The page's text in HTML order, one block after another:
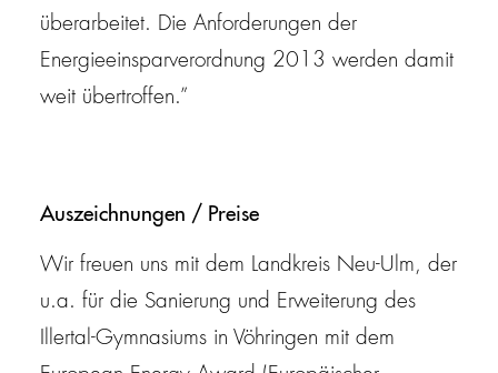
überarbeitet. Die Anforderungen der
Energieeinsparverordnung 2013 werden damit
weit übertroffen.”
Auszeichnungen / Preise
Wir freuen uns mit dem Landkreis Neu-Ulm, der
u.a. für die Sanierung und Erweiterung des
Illertal-Gymnasiums in Vöhringen mit dem